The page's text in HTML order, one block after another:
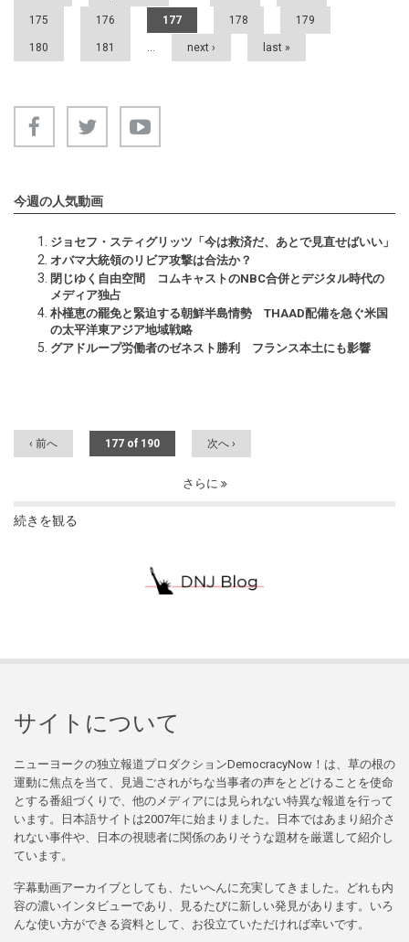
175 176 177 178 179
180 181 … next › last »
今週の人気動画
ジョセフ・スティグリッツ「今は救済だ、あとで見直せばいい」
オバマ大統領のリビア攻撃は合法か？
閉じゆく自由空間 コムキャストのNBC合併とデジタル時代の
メディア独占
朴槿恵の罷免と緊迫する朝鮮半島情勢 THAAD配備を急ぐ米国
の太平洋東アジア地域戦略
グアドループ労働者のゼネスト勝利 フランス本土にも影響
‹ 前へ 177 of 190 次へ ›
さらに
続きを観る
サイトについて
ニューヨークの独立報道プロダクションDemocracyNow！は、草の根の
運動に焦点を当て、見過ごされがちな当事者の声をとどけることを使命
とする番組づくりで、他のメディアには見られない特異な報道を行って
います。日本語サイトは2007年に始まりました。日本ではあまり紹介さ
れない事件や、日本の視聴者に関係のありそうな題材を厳選して紹介し
ています。
字幕動画アーカイブとしても、たいへんに充実してきました。どれも内
容の濃いインタビューであり、見るたびに新しい発見があります。いろ
んな使い方ができる資料として、お役立ていただければ幸いです。